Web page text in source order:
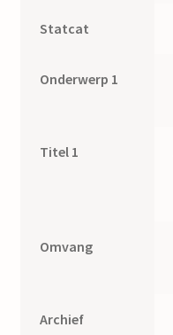
Statcat
Onderwerp 1
Titel 1
Omvang
Archief